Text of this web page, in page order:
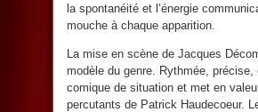
la spontanéité et l’énergie
mouche à chaque apparition.
La mise en scène de Jacques
modèle du genre. Rythmée, précise,
comique de situation et met en
percutants de Patrick Haudecoeur.